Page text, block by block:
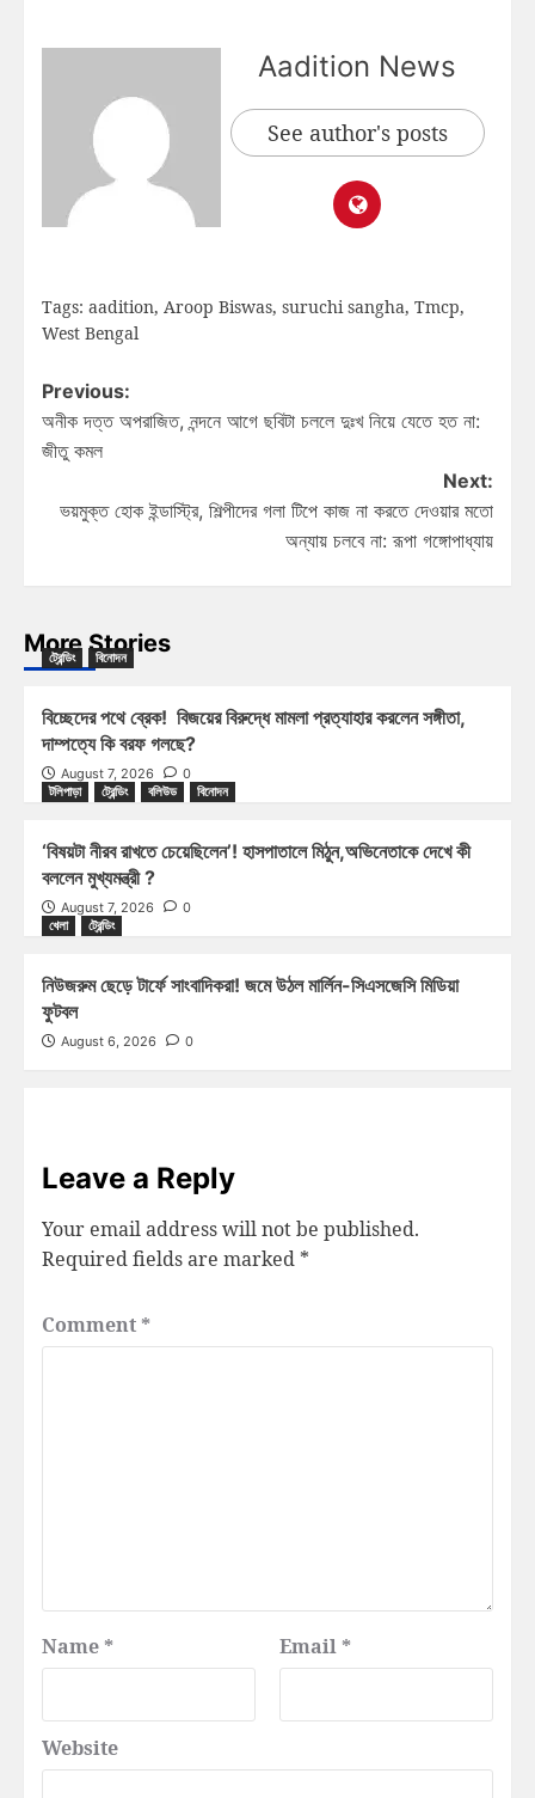
Aadition News
See author's posts
Tags: aadition, Aroop Biswas, suruchi sangha, Tmcp,
West Bengal
Previous:
অনীক দত্ত অপরাজিত, নন্দনে আগে ছবিটা চললে দুঃখ নিয়ে যেতে হত না:
জীতু কমল
Next:
ভয়মুক্ত হোক ইন্ডাস্ট্রি, শিল্পীদের গলা টিপে কাজ না করতে দেওয়ার মতো
অন্যায় চলবে না: রূপা গঙ্গোপাধ্যায়
More Stories
ট্রেন্ডিং বিনোদন
বিচ্ছেদের পথে ব্রেক! বিজয়ের বিরুদ্ধে মামলা প্রত্যাহার করলেন সঙ্গীতা,
দাম্পত্যে কি বরফ গলছে?
August 7, 2026
0
টলিপাড়া
ট্রেন্ডিং বলিউড বিনোদন
‘বিষয়টা নীরব রাখতে চেয়েছিলেন’! হাসপাতালে মিঠুন,অভিনেতাকে দেখে কী
বললেন মুখ্যমন্ত্রী ?
August 7, 2026
0
খেলা
ট্রেন্ডিং
নিউজরুম ছেড়ে টার্ফে সাংবাদিকরা! জমে উঠল মার্লিন-সিএসজেসি মিডিয়া
ফুটবল
August 6, 2026 0
Leave a Reply
Your email address will not be published.
Required fields are marked *
Comment *
Name * Email *
Website